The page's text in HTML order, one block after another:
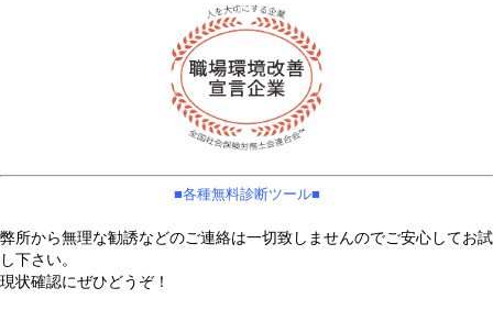
■​各種無料診断ツール■
弊所から無理な勧誘などのご連絡は一切致しませんのでご安心してお試
し下さい。
現状確認にぜひどうぞ！